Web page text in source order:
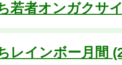
若者オンガクサ
レインボー月間